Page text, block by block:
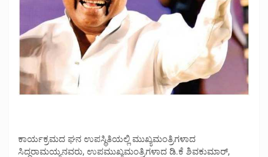
ಕಾರ್ಯಕ್ರಮದ ಘನ ಉಪಸ್ಥಿತಿಯಲ್ಲಿ ಮುಖ್ಯಮಂತ್ರಿಗಳಾದ
ಸಿದ್ದರಾಮಯ್ಯನವರು, ಉಪಮುಖ್ಯಮಂತ್ರಿಗಳಾದ ಡಿ.ಕೆ ಶಿವಕುಮಾರ್,